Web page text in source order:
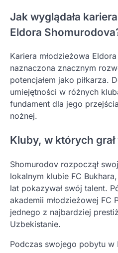
Jak wyglądała
Eldora
Kariera młodzieżowa
naznaczona znacznym
potencjałem jako piłkarza.
umiejętności w różnych
fundament dla jego
nożnej.
Kluby, w których grał
Shomurodov rozpoczął
lokalnym klubie FC
lat pokazywał swój talent.
akademii młodzieżowej FC
jednego z najbardziej
Uzbekistanie.
Podczas swojego pobytu w